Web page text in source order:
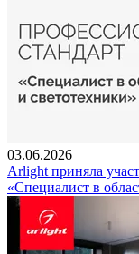
03.06.2026
Arlight приняла
«Специалист в